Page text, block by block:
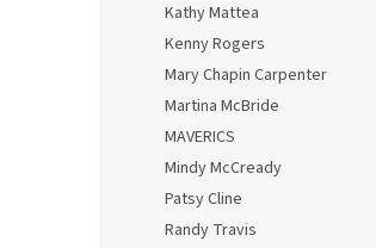
Kathy Mattea
Kenny Rogers
Mary Chapin Carpenter
Martina McBride
MAVERICS
Mindy McCready
Patsy Cline
Randy Travis